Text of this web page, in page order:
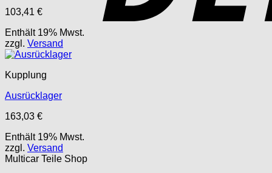
103,41 €
Enthält 19% Mwst.
zzgl. Versand
Kupplung
Ausrücklager
163,03 €
Enthält 19% Mwst.
zzgl. Versand
Multicar Teile Shop